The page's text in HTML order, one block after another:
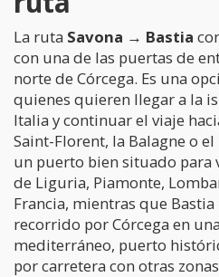
La ruta Savona → Bastia
con una de las puertas de
norte de Córcega. Es una
quienes quieren llegar a la
Italia y continuar el viaje
Saint-Florent, la Balagne o
un puerto bien situado para
de Liguria, Piamonte,
Francia, mientras que
recorrido por Córcega en
mediterráneo, puerto
por carretera con otras